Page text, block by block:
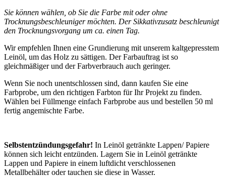
Sie können wählen, ob Sie die Farbe mit oder ohne
Trocknungsbeschleuniger möchten. Der Sikkativzusatz beschleunigt
den Trocknungsvorgang um ca. einen Tag.
Wir empfehlen Ihnen eine Grundierung mit unserem kaltgepresstem
Leinöl, um das Holz zu sättigen. Der Farbauftrag ist so
gleichmäßiger und der Farbverbrauch auch geringer.
Wenn Sie noch unentschlossen sind, dann kaufen Sie eine
Farbprobe, um den richtigen Farbton für Ihr Projekt zu finden.
Wählen bei Füllmenge einfach Farbprobe aus und bestellen 50 ml
fertig angemischte Farbe.
Selbstentzündungsgefahr! In Leinöl getränkte Lappen/ Papiere
können sich leicht entzünden. Lagern Sie in Leinöl getränkte
Lappen und Papiere in einem luftdicht verschlossenen
Metallbehälter oder tauchen sie diese in Wasser.